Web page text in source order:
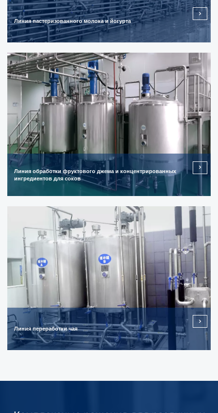
Линия пастеризованного молока и йогурта
Линия обработки фруктового джема и концентрированных
ингредиентов для соков
Линия переработки чая